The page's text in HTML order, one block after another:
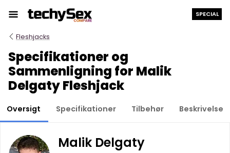
indholdet
SPECIAL
Fleshjacks
Specifikationer og
Sammenligning for Malik
Delgaty Fleshjack
Oversigt Specifikationer Tilbehør Beskrivelse
Malik Delgaty